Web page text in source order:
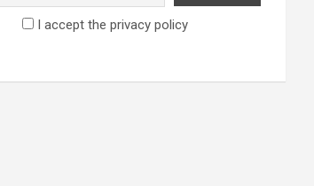
I accept the privacy policy